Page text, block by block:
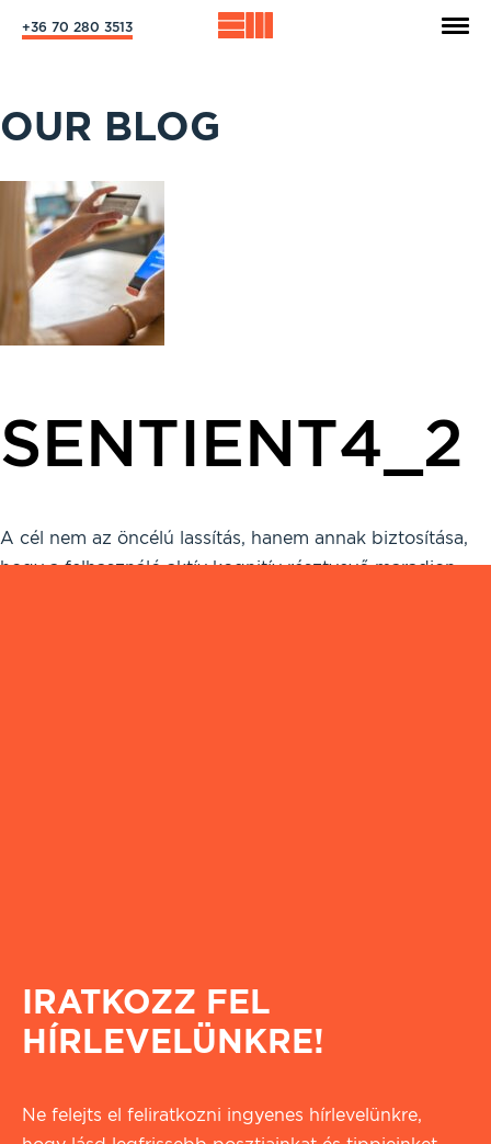
+36 70 280 3513
OUR BLOG
SENTIENT4_2
A cél nem az öncélú lassítás, hanem annak biztosítása,
hogy a felhasználó aktív kognitív résztvevő maradjon
IRATKOZZ FEL
HÍRLEVELÜNKRE!
Ne felejts el feliratkozni ingyenes hírlevelünkre,